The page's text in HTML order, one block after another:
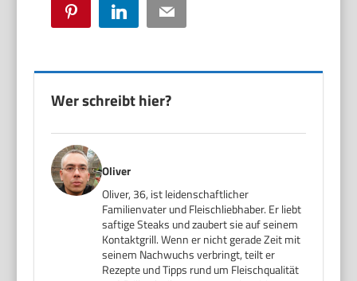
Pinterest LinkedIn Email
Wer schreibt hier?
Oliver
Oliver, 36, ist leidenschaftlicher
Familienvater und Fleischliebhaber. Er liebt
saftige Steaks und zaubert sie auf seinem
Kontaktgrill. Wenn er nicht gerade Zeit mit
seinem Nachwuchs verbringt, teilt er
Rezepte und Tipps rund um Fleischqualität